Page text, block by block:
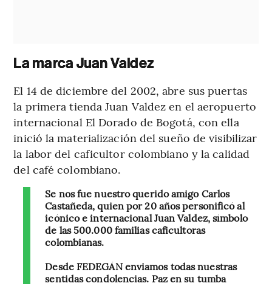
La marca Juan Valdez
El 14 de diciembre del 2002, abre sus puertas
la primera tienda Juan Valdez en el aeropuerto
internacional El Dorado de Bogotá, con ella
inició la materialización del sueño de visibilizar
la labor del caficultor colombiano y la calidad
del café colombiano.
Se nos fue nuestro querido amigo Carlos
Castañeda, quien por 20 años personificó al
icónico e internacional Juan Valdez, símbolo
de las 500.000 familias caficultoras
colombianas.
Desde FEDEGÁN enviamos todas nuestras
sentidas condolencias. Paz en su tumba